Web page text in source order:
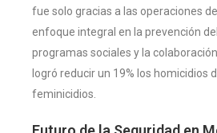
fue solo gracias a las operaciones
enfoque integral en la prevención
programas sociales y la
logró reducir un 19% los homicidios
feminicidios.